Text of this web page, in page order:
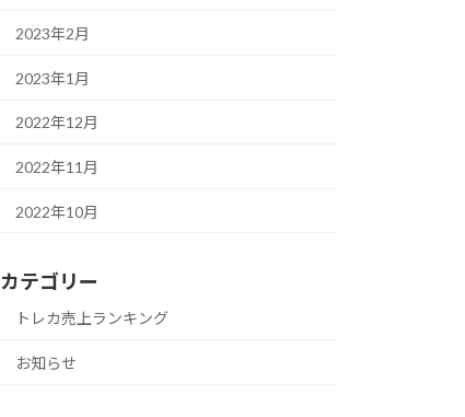
2023年2月
2023年1月
2022年12月
2022年11月
2022年10月
カテゴリー
トレカ売上ランキング
お知らせ